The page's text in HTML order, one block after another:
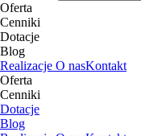
Oferta
Cenniki
Dotacje
Blog
Realizacje O nasKontakt
Oferta
Cenniki
Dotacje
Blog